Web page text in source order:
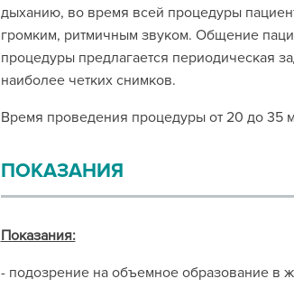
дыханию, во время всей процедуры
громким, ритмичным звуком. Общение
процедуры предлагается периодическая
наиболее четких снимков.
Время проведения процедуры от 20 до 35
ПОКАЗАНИЯ
Показания:
- подозрение на объемное образование в